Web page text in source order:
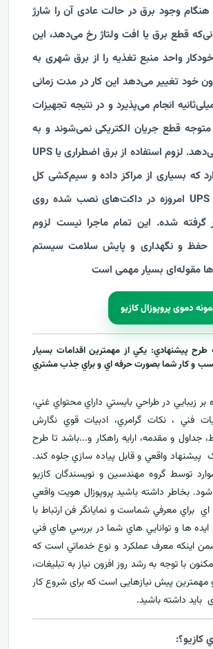
هنگام وجود برق در حالت عادی آن را شارژ
قطع برق یا افت ولتاژ رخ می‌دهد، این
واحد منبع تغذیه را از برق شهری به
خود تغییر می‌دهد این کار در مدت زمانی
یک یا ۲ میلی‌ثانیه انجام می‌پذیرد و در نتیجه تجهیزات
متوجه قطع جریان الکتریکی نمی‌شوند و به
لزوم استفاده از برق اضطراری یا UPS
که بسیاری از مراکز داده و سیم‌کشی کل
سازمان به برق UPS امروزه در داکت‌های نصب شده روی
گرفته شده. این تمام ماجرا نیست لزوم
حفظ و نگهداری و پایش سلامت سیستم
دموی پروپوزال کازیو
طرح پيشنهادي: يکي از مهمترين اقدامات بسيار
و کار شما بصورت حرفه اي و براي جذب مشتري
بر زيبايي در طراحي بايستي داراي محتواي غني،
فني ، نکات گرامري، ادبيات قوي نگارش
جداول و مقدمه، ارایه راهکار و...باشد تا طرح
پيشنهاد واقعي و قابل پياده سازي جلوه کند.
توسط گروه مهندسين و نويسندگان کازيو
بخاطر داشته باشيد پروپوزال هويت واقعي
براي معرفيشماست و نمایانگر فن ارتباط با
ها و توانايي هاي شما در بررسي هاي فني
معرف عملکرد و نوع خدماتي است که
با توجه به رشد روز افزون نياز به تبليغات،
مهمترين پیش نیازهایی است که برای شروع کار
بايد داشته باشيد.
کازيو؟: